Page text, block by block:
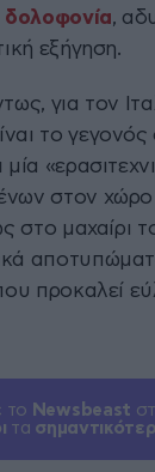
δολοφονία,
εξήγηση.
για τον
το γεγονός
μία
στον
στο μαχαίρι
προκαλεί
το Newsbeast
τα